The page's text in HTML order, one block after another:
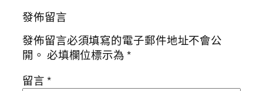
發佈留言
發佈留言必須填寫的電子郵件地址不會公
開。 必填欄位標示為*
留言*